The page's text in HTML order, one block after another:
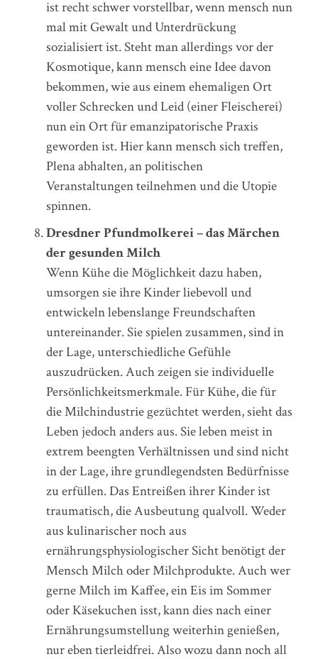
ist recht schwer vorstellbar, wenn mensch nun
mal mit Gewalt und Unterdrückung
sozialisiert ist. Steht man allerdings vor der
Kosmotique, kann mensch eine Idee davon
bekommen, wie aus einem ehemaligen Ort
voller Schrecken und Leid (einer Fleischerei)
nun ein Ort für emanzipatorische Praxis
geworden ist. Hier kann mensch sich treffen,
Plena abhalten, an politischen
Veranstaltungen teilnehmen und die Utopie
spinnen.
Dresdner Pfundmolkerei – das Märchen
der gesunden Milch
Wenn Kühe die Möglichkeit dazu haben,
umsorgen sie ihre Kinder liebevoll und
entwickeln lebenslange Freundschaften
untereinander. Sie spielen zusammen, sind in
der Lage, unterschiedliche Gefühle
auszudrücken. Auch zeigen sie individuelle
Persönlichkeitsmerkmale. Für Kühe, die für
die Milchindustrie gezüchtet werden, sieht das
Leben jedoch anders aus. Sie leben meist in
extrem beengten Verhältnissen und sind nicht
in der Lage, ihre grundlegendsten Bedürfnisse
zu erfüllen. Das Entreißen ihrer Kinder ist
traumatisch, die Ausbeutung qualvoll. Weder
aus kulinarischer noch aus
ernährungsphysiologischer Sicht benötigt der
Mensch Milch oder Milchprodukte. Auch wer
gerne Milch im Kaffee, ein Eis im Sommer
oder Käsekuchen isst, kann dies nach einer
Ernährungsumstellung weiterhin genießen,
nur eben tierleidfrei. Also wozu dann noch all